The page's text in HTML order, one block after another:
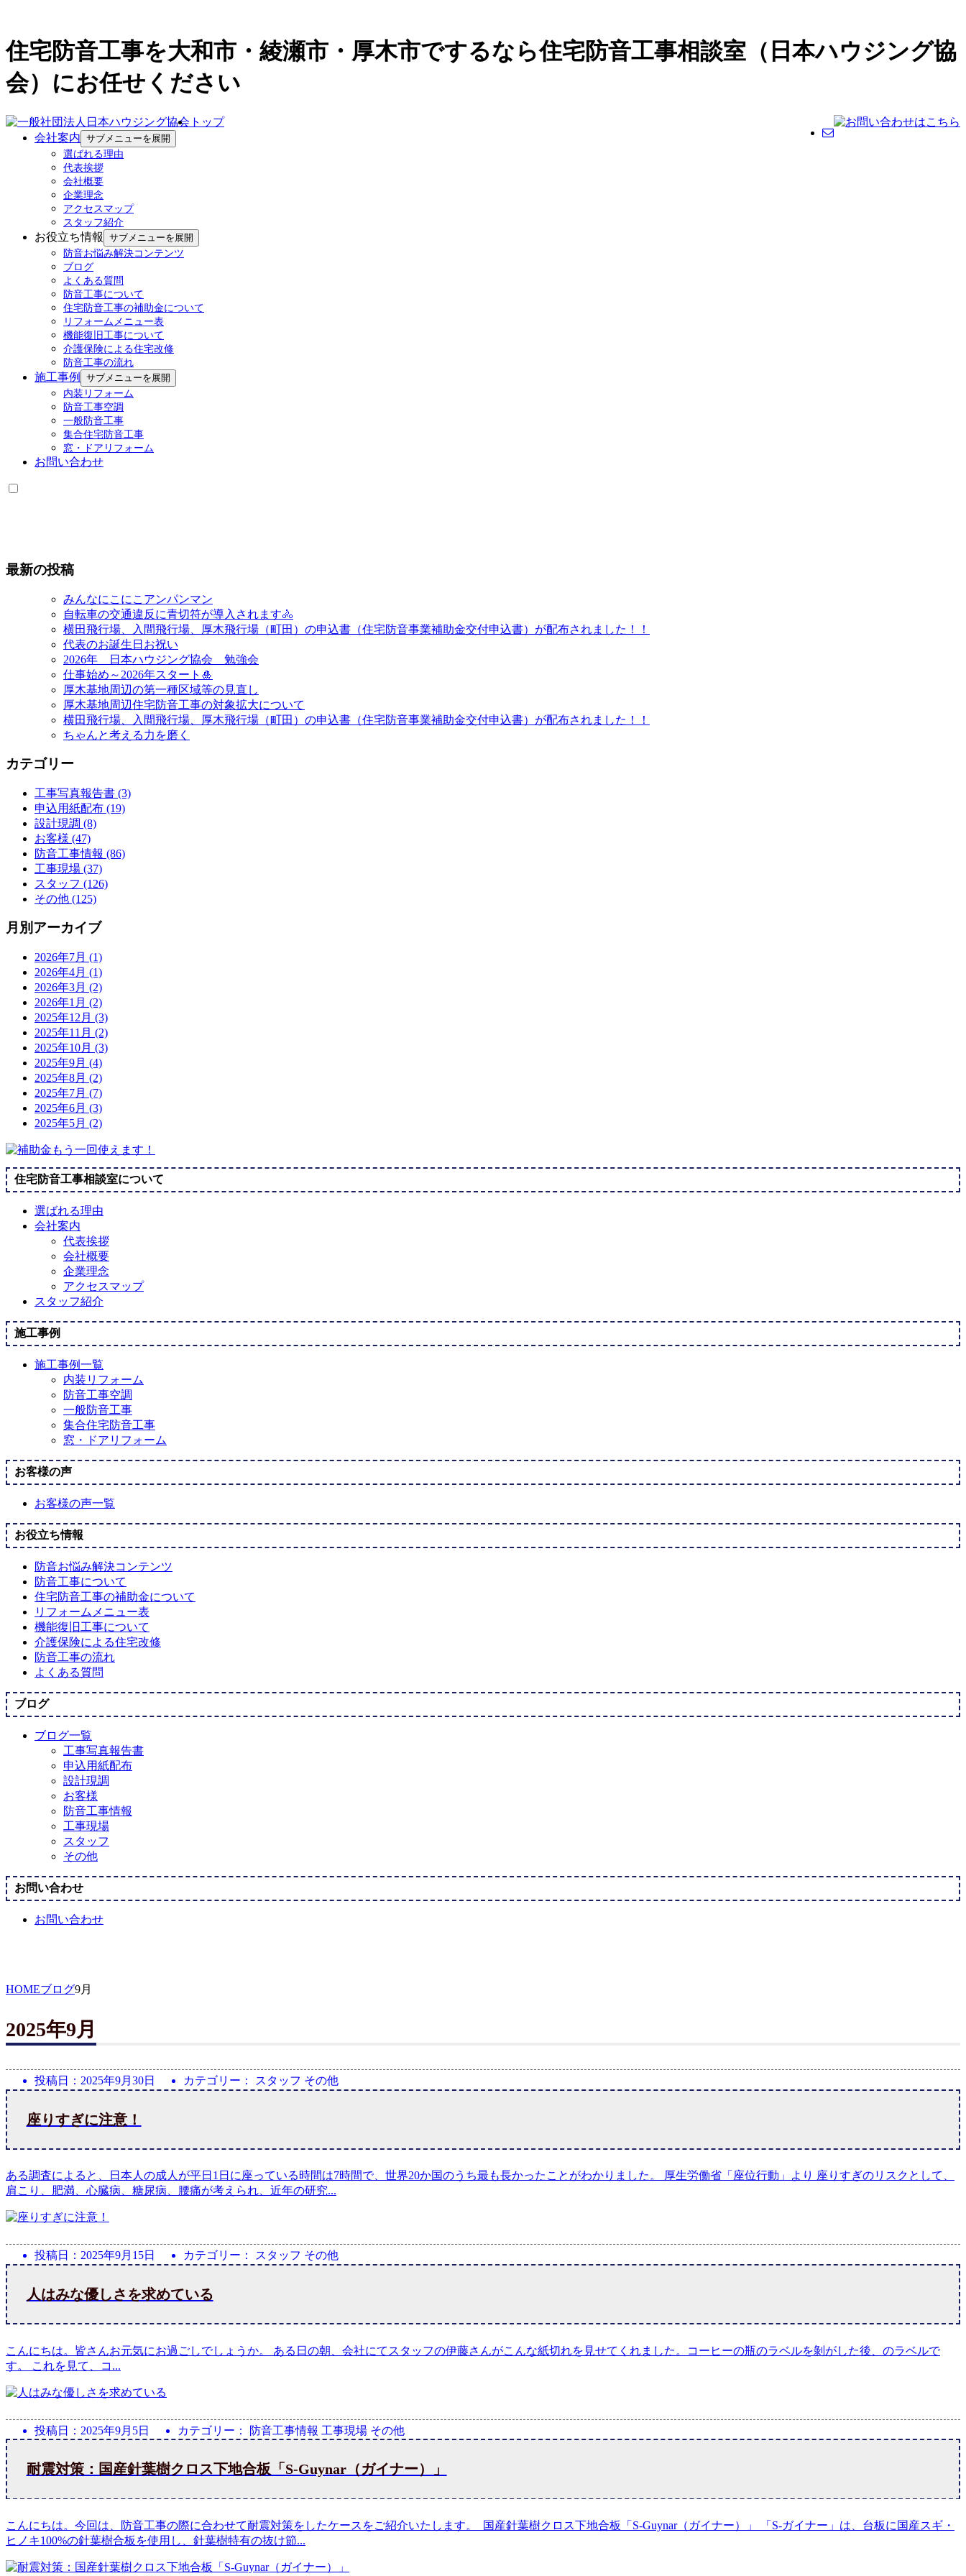
住宅防音工事を大和市・綾瀬市・厚木市でするなら住宅防音工事相談室（日本ハウジング協
会）にお任せください
トップ
会社案内 サブメニューを展開
選ばれる理由
代表挨拶
会社概要
企業理念
アクセスマップ
スタッフ紹介
お役立ち情報
サブメニューを展開
防音お悩み解決コンテンツ
ブログ
よくある質問
防音工事について
住宅防音工事の補助金について
リフォームメニュー表
機能復旧工事について
介護保険による住宅改修
防音工事の流れ
施工事例
サブメニューを展開
内装リフォーム
防音工事空調
一般防音工事
集合住宅防音工事
窓・ドアリフォーム
お問い合わせ
最新の投稿
みんなにこにこアンパンマン
自転車の交通違反に青切符が導入されます🚴
横田飛行場、入間飛行場、厚木飛行場（町田）の申込書（住宅防音事業補助金交付申込書）が配布されました！！
代表のお誕生日お祝い
2026年 日本ハウジング協会 勉強会
仕事始め～2026年スタート🎍
厚木基地周辺の第一種区域等の見直し
厚木基地周辺住宅防音工事の対象拡大について
横田飛行場、入間飛行場、厚木飛行場（町田）の申込書（住宅防音事業補助金交付申込書）が配布されました！！
ちゃんと考える力を磨く
カテゴリー
工事写真報告書 (3)
申込用紙配布 (19)
設計現調 (8)
お客様 (47)
防音工事情報 (86)
工事現場 (37)
スタッフ (126)
その他 (125)
月別アーカイブ
2026年7月 (1)
2026年4月 (1)
2026年3月 (2)
2026年1月 (2)
2025年12月 (3)
2025年11月 (2)
2025年10月 (3)
2025年9月 (4)
2025年8月 (2)
2025年7月 (7)
2025年6月 (3)
2025年5月 (2)
住宅防音工事相談室について
選ばれる理由
会社案内
代表挨拶
会社概要
企業理念
アクセスマップ
スタッフ紹介
施工事例
施工事例一覧
内装リフォーム
防音工事空調
一般防音工事
集合住宅防音工事
窓・ドアリフォーム
お客様の声
お客様の声一覧
お役立ち情報
防音お悩み解決コンテンツ
防音工事について
住宅防音工事の補助金について
リフォームメニュー表
機能復旧工事について
介護保険による住宅改修
防音工事の流れ
よくある質問
ブログ
ブログ一覧
工事写真報告書
申込用紙配布
設計現調
お客様
防音工事情報
工事現場
スタッフ
その他
お問い合わせ
お問い合わせ
HOMEブログ9月
2025年9月
投稿日： 2025年9月30日 カテゴリー： スタッフ その他
座りすぎに注意！
ある調査によると、日本人の成人が平日1日に座っている時間は7時間で、世界20か国のうち最も長かったことがわかりました。 厚生労働省「座位行動」より 座りすぎのリスクとして、
肩こり、肥満、心臓病、糖尿病、腰痛が考えられ、近年の研究...
投稿日： 2025年9月15日 カテゴリー： スタッフ その他
人はみな優しさを求めている
こんにちは。皆さんお元気にお過ごしでしょうか。 ある日の朝、会社にてスタッフの伊藤さんがこんな紙切れを見せてくれました。コーヒーの瓶のラベルを剝がした後、のラベルで
す。 これを見て、コ ...
投稿日： 2025年9月5日 カテゴリー： 防音工事情報 工事現場 その他
耐震対策：国産針葉樹クロス下地合板「S-Guynar（ガイナー）」
​こんにちは。今回は、防音工事の際に合わせて耐震対策をしたケースをご紹介いたします。 国産針葉樹クロス下地合板「S-Guynar（ガイナー）」 「S-ガイナー」は、台板に国産スギ・
ヒノキ100%の針葉樹合板を使用し、針葉樹特有の抜け節...